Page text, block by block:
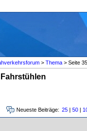
> Thema > Seite 35
Neueste Beiträge: 25 | 50 |